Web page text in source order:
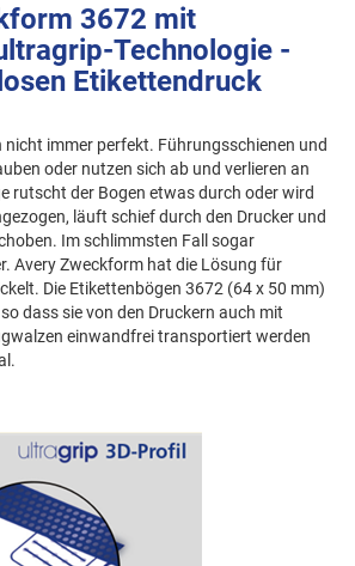
3672 mit
Technologie -
Etikettendruck
immer perfekt. Führungsschienen und
oder nutzen sich ab und verlieren an
rutscht der Bogen etwas durch oder wird
läuft schief durch den Drucker und
Im schlimmsten Fall sogar
Avery Zweckform hat die Lösung für
Die Etikettenbögen 3672 (64 x 50 mm)
dass sie von den Druckern auch mit
einwandfrei transportiert werden